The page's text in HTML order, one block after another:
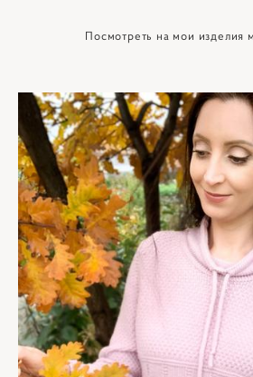
Посмотреть на мои изделия